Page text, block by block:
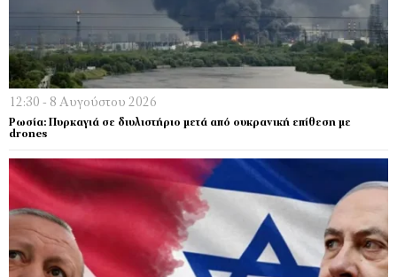
12:30 - 8 Αυγούστου 2026
Ρωσία: Πυρκαγιά σε διυλιστήριο μετά από ουκρανική επίθεση με
drones